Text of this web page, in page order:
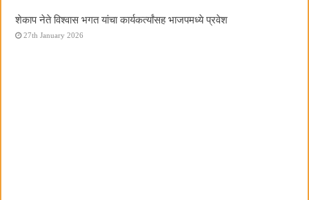
शेकाप नेते विश्वास भगत यांचा कार्यकर्त्यांसह भाजपमध्ये प्रवेश
27th January 2026